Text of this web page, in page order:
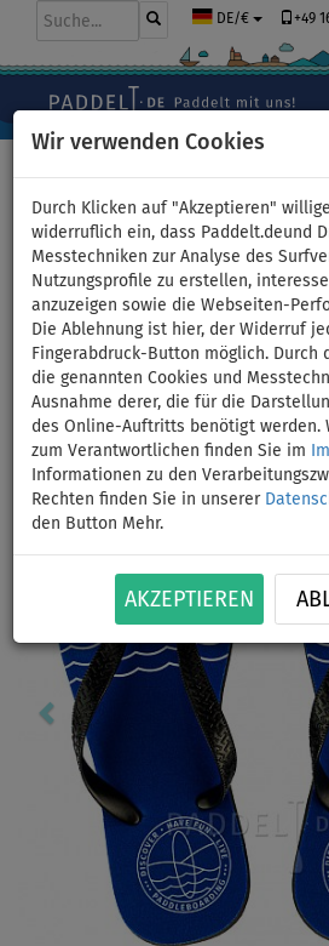
Wir verwenden Cookies
Durch Klicken auf "Akzeptieren"
widerruflich ein, dass Paddelt.deund
Messtechniken zur Analyse des
Nutzungsprofile zu erstellen,
anzuzeigen sowie die Webseiten-
Die Ablehnung ist hier, der Widerruf
Fingerabdruck-Button möglich. Durch
die genannten Cookies und
Ausnahme derer, die für die
des Online-Auftritts benötigt werden.
zum Verantwortlichen finden Sie im
Informationen zu den
Rechten finden Sie in unserer
den Button Mehr.
AKZEPTIEREN
DE/€ +49
Flip Flops
blue - Größe: S
BIS
-12 %
Previous